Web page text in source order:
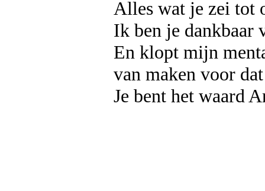
Alles wat je zei tot
Ik ben je dankbaar
En klopt mijn
van maken voor
Je bent het waard